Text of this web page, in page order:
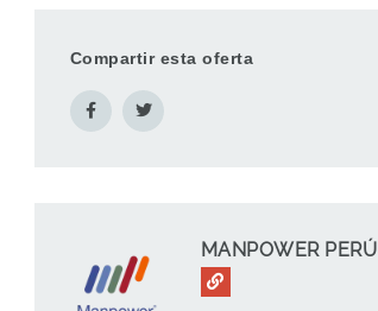
Compartir esta oferta
MANPOWER PERÚ